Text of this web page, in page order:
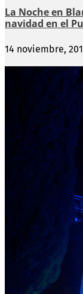
La Noche en
navidad en el
14 noviembre,